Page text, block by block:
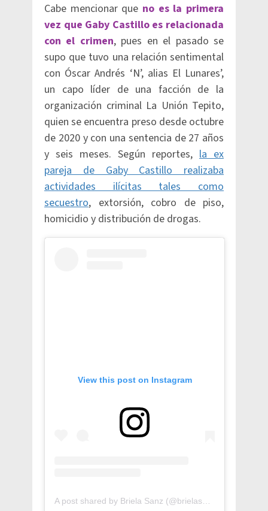
Cabe mencionar que no es la primera
vez que Gaby Castillo es relacionada
con el crimen, pues en el pasado se
supo que tuvo una relación sentimental
con Óscar Andrés ‘N’, alias El Lunares’,
un capo líder de una facción de la
organización criminal La Unión Tepito,
quien se encuentra preso desde octubre
de 2020 y con una sentencia de 27 años
y seis meses. Según reportes, la ex
pareja de Gaby Castillo realizaba
actividades ilícitas tales como
secuestro, extorsión, cobro de piso,
homicidio y distribución de drogas.
View this post on Instagram